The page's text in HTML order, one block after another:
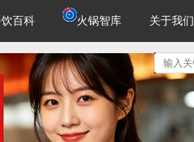
百科 火锅智库 关于我们